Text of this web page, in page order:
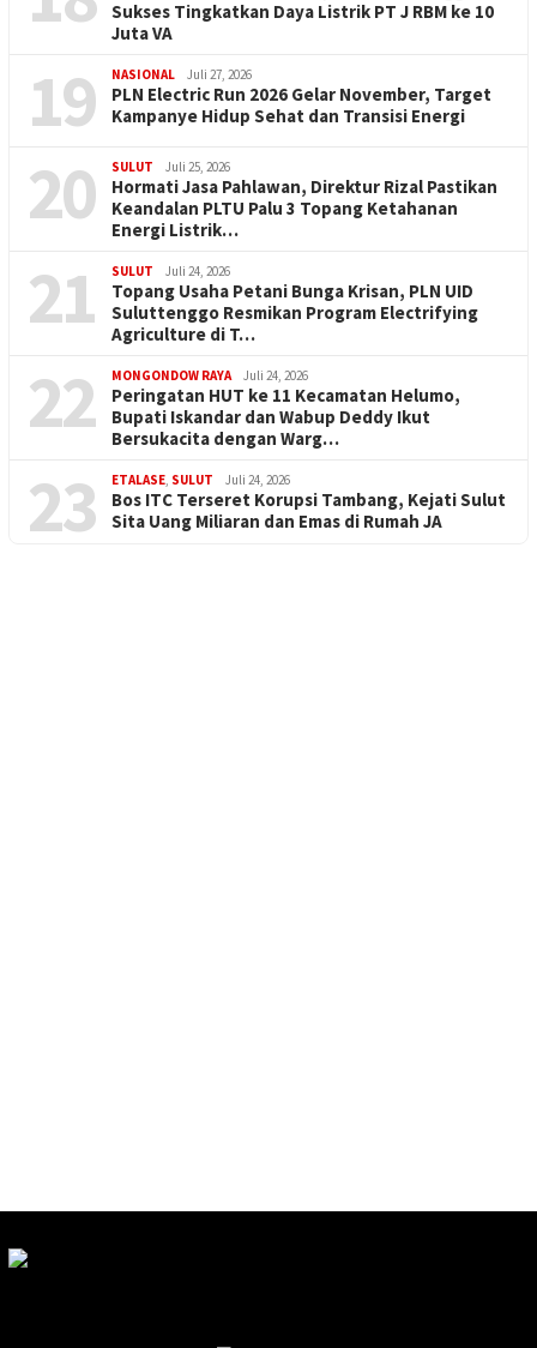
Sukses Tingkatkan Daya Listrik PT J RBM ke 10
Juta VA
19 NASIONAL Juli 27, 2026
PLN Electric Run 2026 Gelar November, Target
Kampanye Hidup Sehat dan Transisi Energi
20 SULUT Juli 25, 2026
Hormati Jasa Pahlawan, Direktur Rizal Pastikan
Keandalan PLTU Palu 3 Topang Ketahanan
Energi Listrik…
21 SULUT Juli 24, 2026
Topang Usaha Petani Bunga Krisan, PLN UID
Suluttenggo Resmikan Program Electrifying
Agriculture di T…
22 MONGONDOW RAYA Juli 24, 2026
Peringatan HUT ke 11 Kecamatan Helumo,
Bupati Iskandar dan Wabup Deddy Ikut
Bersukacita dengan Warg…
23 ETALASE SULUT Juli 24, 2026
Bos ITC Terseret Korupsi Tambang, Kejati Sulut
Sita Uang Miliaran dan Emas di Rumah JA